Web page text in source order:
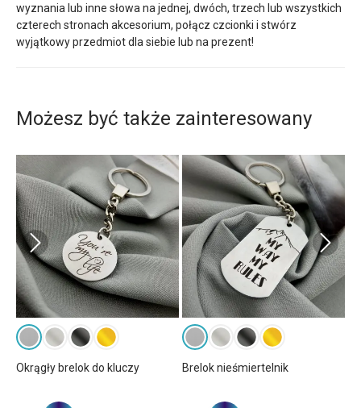
wyznania lub inne słowa na jednej, dwóch, trzech lub wszystkich
czterech stronach akcesorium, połącz czcionki i stwórz
wyjątkowy przedmiot dla siebie lub na prezent!
Możesz być także zainteresowany
Okrągły brelok do kluczy Brelok nieśmiertelnik